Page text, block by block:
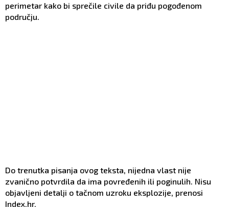
perimetar kako bi sprečile civile da priđu pogođenom
području.
Do trenutka pisanja ovog teksta, nijedna vlast nije
zvanično potvrdila da ima povređenih ili poginulih. Nisu
objavljeni detalji o tačnom uzroku eksplozije, prenosi
Index.hr.